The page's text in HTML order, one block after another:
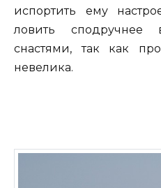
испортить ему
ловить сподручнее
снастями, так как
невелика.